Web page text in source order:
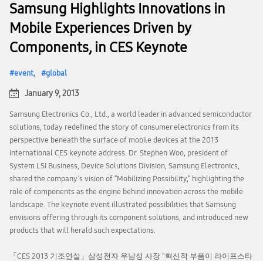
Samsung Highlights Innovations in
Mobile Experiences Driven by
Components, in CES Keynote
event global
January 9, 2013
Samsung Electronics Co., Ltd., a world leader in advanced semiconductor
solutions, today redefined the story of consumer electronics from its
perspective beneath the surface of mobile devices at the 2013
International CES keynote address. Dr. Stephen Woo, president of
System LSI Business, Device Solutions Division, Samsung Electronics,
shared the company’s vision of “Mobilizing Possibility,” highlighting the
role of components as the engine behind innovation across the mobile
landscape. The keynote event illustrated possibilities that Samsung
envisions offering through its component solutions, and introduced new
products that will herald such expectations.
「CES 2013 기조연설」삼성전자 우남성 사장 "혁신적 부품이 라이프스타